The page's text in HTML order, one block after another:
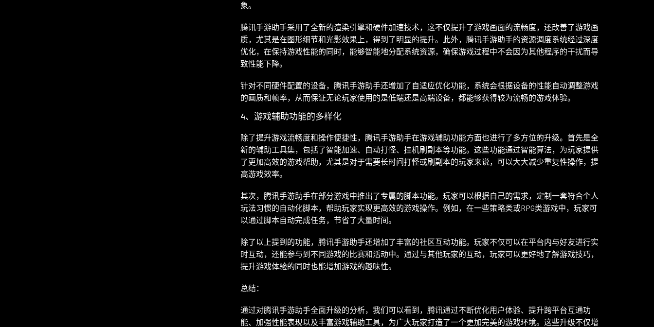
象。
腾讯手游助手采用了全新的渲染引擎和硬件加速技术，这不仅提升了游戏画面的流畅度，还改善了游戏画
质，尤其是在图形细节和光影效果上，得到了明显的提升。此外，腾讯手游助手的资源调度系统经过深度
优化，在保持游戏性能的同时，能够智能地分配系统资源，确保游戏过程中不会因为其他程序的干扰而导
致性能下降。
针对不同硬件配置的设备，腾讯手游助手还增加了自适应优化功能，系统会根据设备的性能自动调整游戏
的画质和帧率，从而保证无论玩家使用的是低端还是高端设备，都能够获得较为流畅的游戏体验。
4、游戏辅助功能的多样化
除了提升游戏流畅度和操作便捷性，腾讯手游助手在游戏辅助功能方面也进行了多方位的升级。首先是全
新的辅助工具集，包括了智能加速、自动打怪、挂机刷副本等功能。这些功能通过智能算法，为玩家提供
了更加高效的游戏帮助，尤其是对于需要长时间打怪或刷副本的玩家来说，可以大大减少重复性操作，提
高游戏效率。
其次，腾讯手游助手在部分游戏中推出了专属的脚本功能。玩家可以根据自己的需求，定制一套符合个人
玩法习惯的自动化脚本，帮助玩家实现更高效的游戏操作。例如，在一些策略类或RPG类游戏中，玩家可
以通过脚本自动完成任务，节省了大量时间。
除了以上提到的功能，腾讯手游助手还增加了丰富的社区互动功能。玩家不仅可以在平台内与好友进行实
时互动，还能参与到不同游戏的比赛和活动中。通过与其他玩家的互动，玩家可以更好地了解游戏技巧，
提升游戏体验的同时也能增加游戏的趣味性。
总结：
通过对腾讯手游助手全面升级的分析，我们可以看到，腾讯通过不断优化用户体验、提升跨平台互通功
能、加强性能表现以及丰富游戏辅助工具，为广大玩家打造了一个更加完美的游戏环境。这些升级不仅增